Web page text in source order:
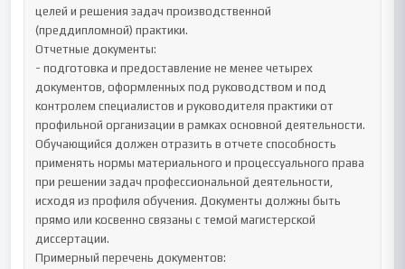
целей и решения задач производственной
(преддипломной) практики.
Отчетные документы:
- подготовка и предоставление не менее четырех
документов, оформленных под руководством и под
контролем специалистов и руководителя практики от
профильной организации в рамках основной деятельности.
Обучающийся должен отразить в отчете способность
применять нормы материального и процессуального права
при решении задач профессиональной деятельности,
исходя из профиля обучения. Документы должны быть
прямо или косвенно связаны с темой магистерской
диссертации.
Примерный перечень документов: